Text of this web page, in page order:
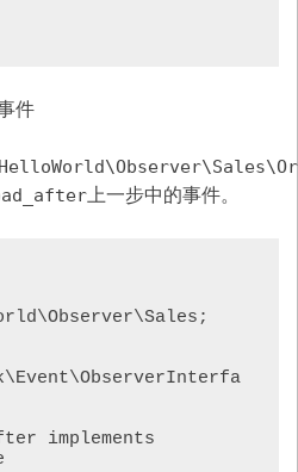
件
上一步中的事件。
implements